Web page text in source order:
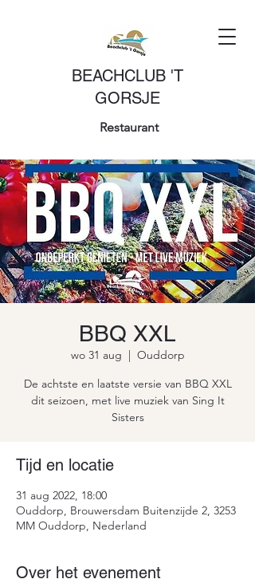
BEACHCLUB 'T
GORSJE
Restaurant
BBQ XXL
wo 31 aug
  |
Ouddorp
De achtste en laatste versie van BBQ XXL
dit seizoen, met live muziek van Sing It
Sisters
Tijd en locatie
31 aug 2022, 18:00
Ouddorp, Brouwersdam Buitenzijde 2, 3253
MM Ouddorp, Nederland
Over het evenement